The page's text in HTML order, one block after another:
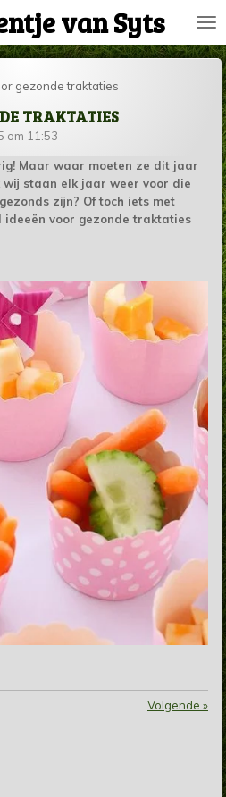
van Syts
gezonde traktaties
TRAKTATIES
om 11:53
Maar waar moeten ze dit jaar
wij staan elk jaar weer voor die
zijn? Of toch iets met
ideeën voor gezonde traktaties
Volgende »